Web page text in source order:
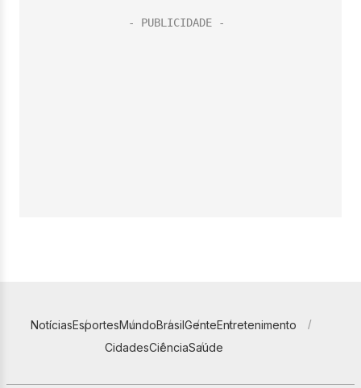
NotíciasEsportesMundoBrasilGenteEntretenimento
CidadesCiênciaSaúde